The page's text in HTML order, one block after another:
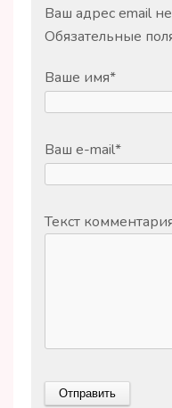
Ваш адрес email
Обязательные
Ваше имя*
Ваш e-mail*
Текст